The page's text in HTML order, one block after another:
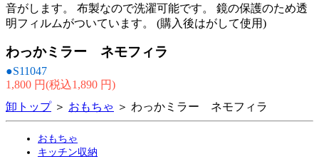
音がします。 布製なので洗濯可能です。 鏡の保護のため透
明フィルムがついています。 (購入後はがして使用)
わっかミラー ネモフィラ
●S11047
1,800 円(税込1,890 円)
卸トップ＞ おもちゃ ＞ わっかミラー ネモフィラ
おもちゃ
キッチン収納